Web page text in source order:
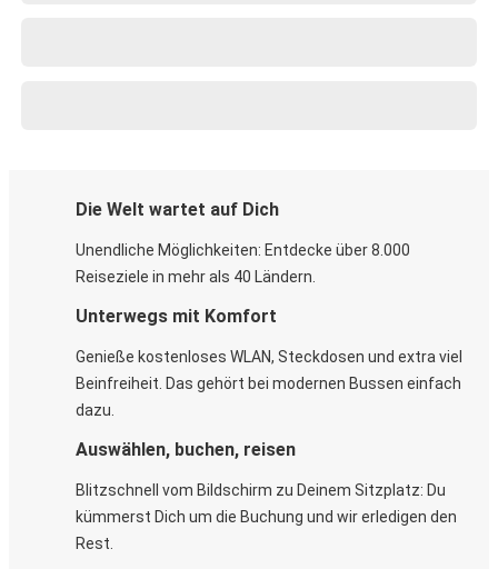
Die Welt wartet auf Dich
Unendliche Möglichkeiten: Entdecke über 8.000
Reiseziele in mehr als 40 Ländern.
Unterwegs mit Komfort
Genieße kostenloses WLAN, Steckdosen und extra viel
Beinfreiheit. Das gehört bei modernen Bussen einfach
dazu.
Auswählen, buchen, reisen
Blitzschnell vom Bildschirm zu Deinem Sitzplatz: Du
kümmerst Dich um die Buchung und wir erledigen den
Rest.